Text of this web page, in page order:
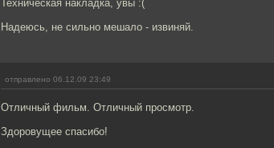
Техническая накладка, увы :(
Надеюсь, не сильно мешало - извиняй.
отправлено 06.12.09 23:49
Отличный фильм. Отличный просмотр.
Здоровущее спасибо!